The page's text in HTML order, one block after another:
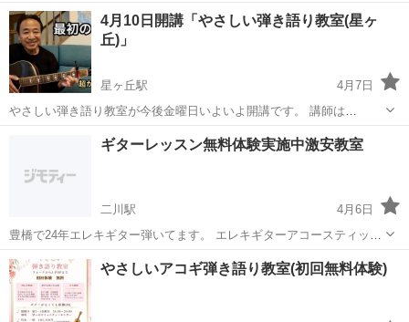
教室】対面・オンライン・出張レッスン対応・送迎可 ✔︎ 「ギターは全
く初めて」という方でも安心！ ✔︎ 対面レッスン／送迎あり／交通費込
み ...
愛知 稲沢市 奥田駅 ギター オンライン
4月10日開講「やさしい弾き語り教室(星ヶ
丘)」
星ヶ丘駅
4月7日
やさしい弾き語り教室が今後金曜日いよいよ開講です。 講師は
YouTubeでアコギ弾き語りを150曲ほど 演奏している「レオパパ」初
回無料体験で コーヒーブレイクあり、お菓子付きです。 好きな曲は弾
名古屋市 ギター 弾き語り
ギターレッスン無料体験実施中激安教室
二川駅
4月6日
豊橋で24年エレキギター弾いてます。 エレキギターアコースティック
ギターレッスン行います お手頃料金で行ってます。詳しくはDMに
て。オンラインも可能です希望の方はご相談ください対象は4〜70歳の
男女です。基本は土日で一回のレ...
愛知 豊橋市 二川駅 ギター エレキギター
やさしいアコギ弾き語り教室(初回無料体験)